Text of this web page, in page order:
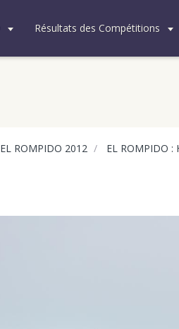
Résultats des Compétitions
EL ROMPIDO 2012 EL ROMPIDO :